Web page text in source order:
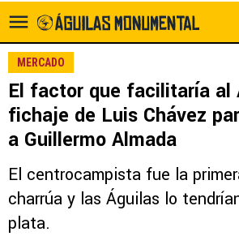
MERCADO
El factor que facilitaría al
fichaje de Luis Chávez
a Guillermo Almada
El centrocampista fue la
charrúa y las Águilas lo
plata.